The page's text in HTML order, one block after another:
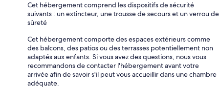
Cet hébergement comprend les dispositifs de sécurité
suivants : un extincteur, une trousse de secours et un verrou de
sûreté
Cet hébergement comporte des espaces extérieurs comme
des balcons, des patios ou des terrasses potentiellement non
adaptés aux enfants. Si vous avez des questions, nous vous
recommandons de contacter l'hébergement avant votre
arrivée afin de savoir s'il peut vous accueillir dans une chambre
adéquate.